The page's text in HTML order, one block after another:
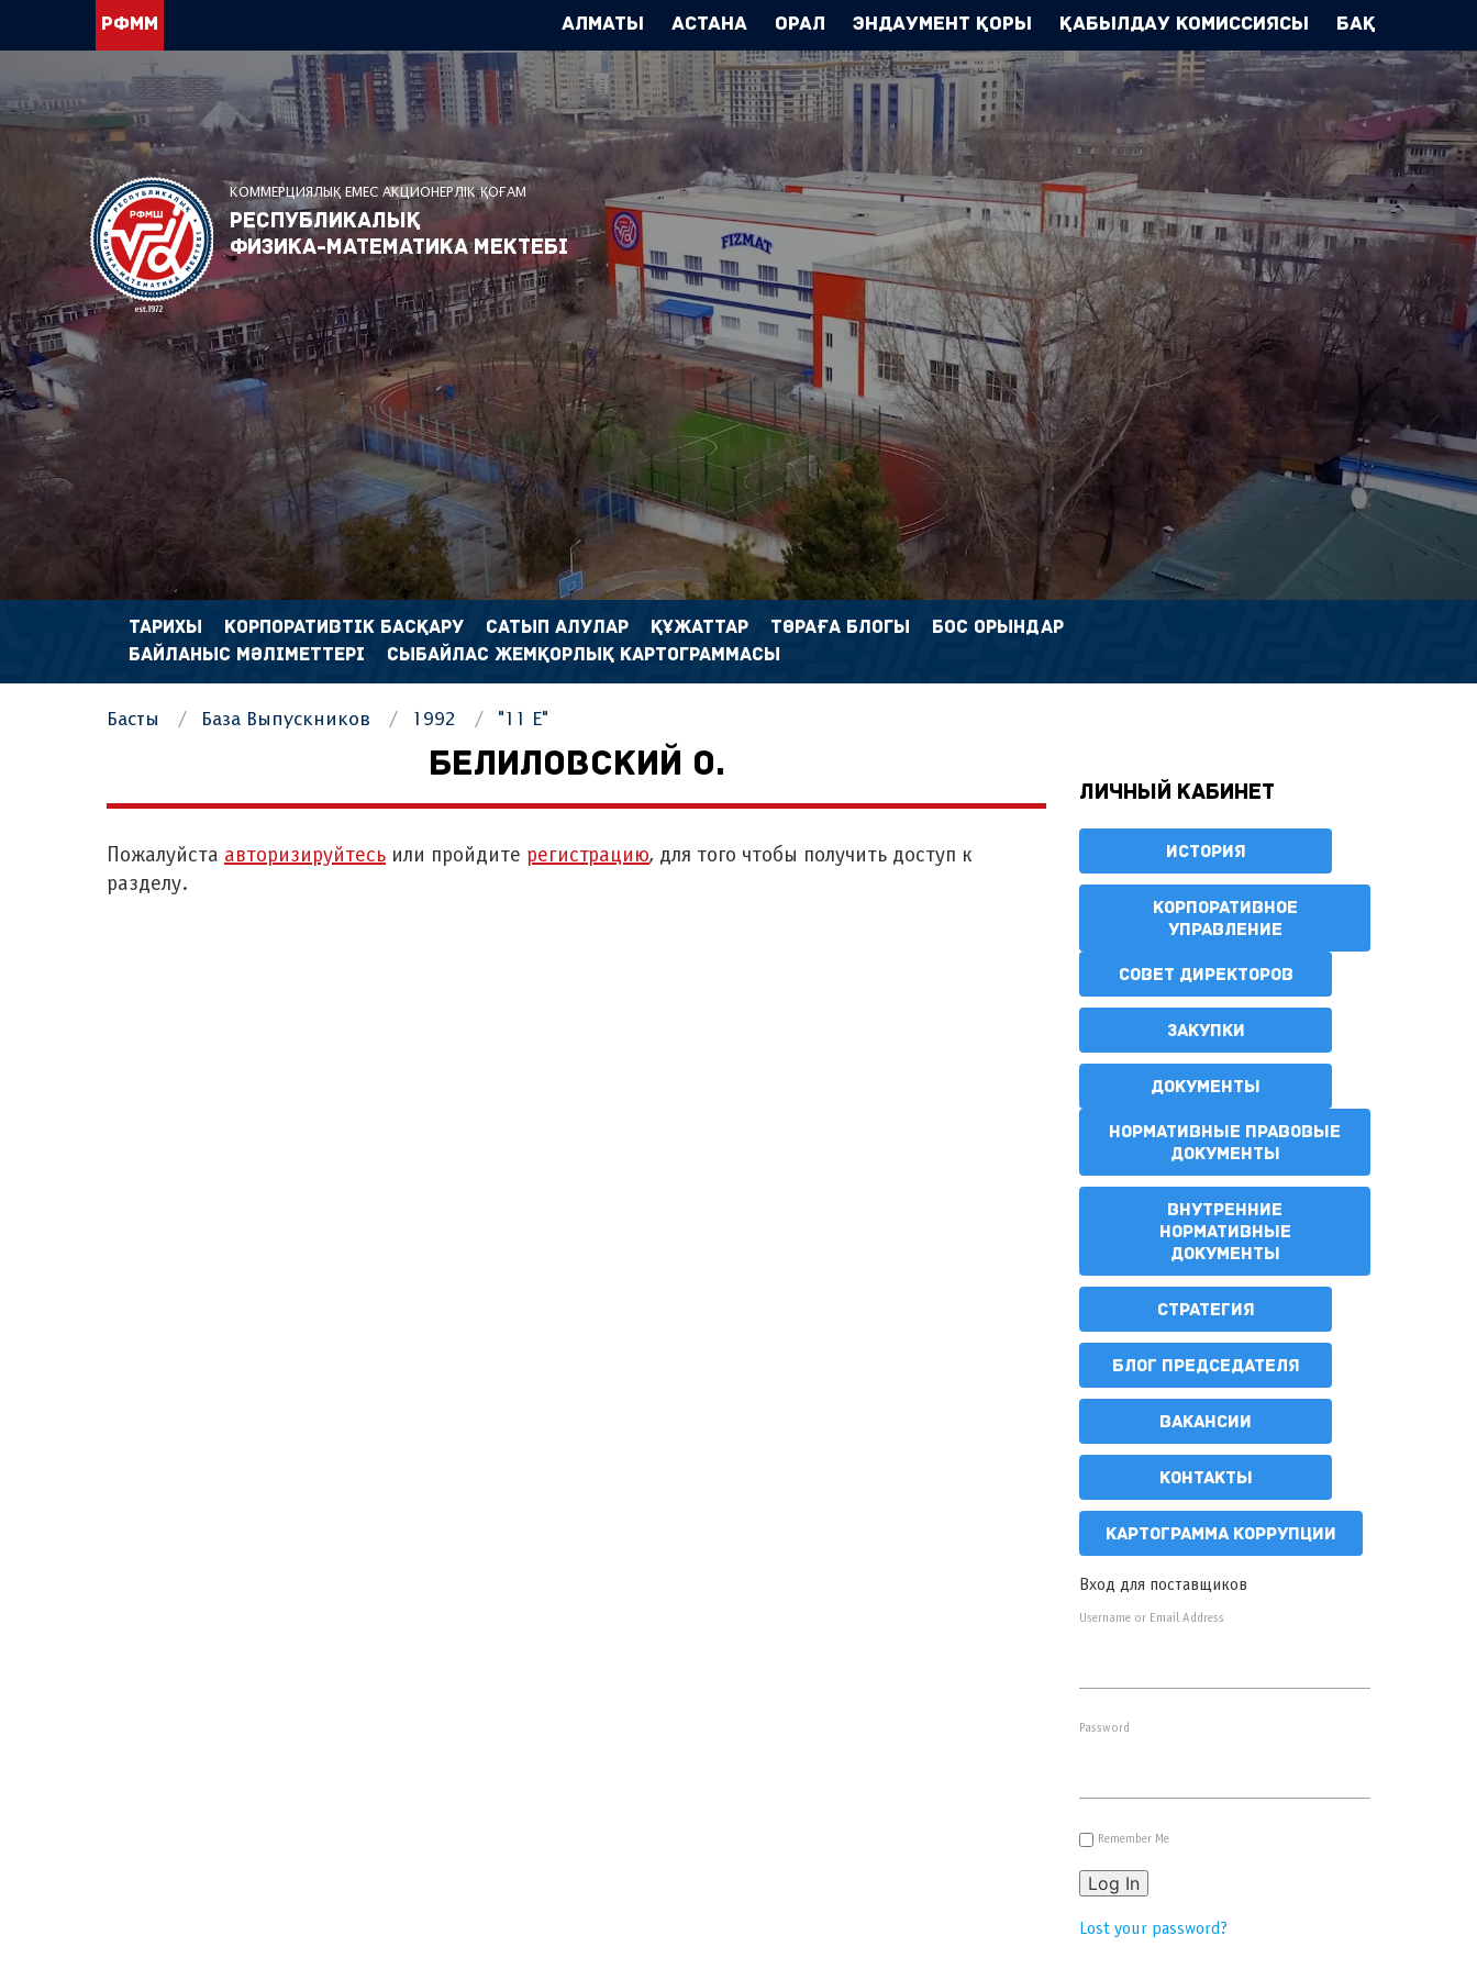
РФММ Алматы Астана Орал Эндаумент Қоры Қабылдау комиссиясы БАҚ
КОММЕРЦИЯЛЫҚ ЕМЕС АКЦИОНЕРЛІК ҚОҒАМ
Республикалық
физика-математика мектебі
ТАРИХЫ КОРПОРАТИВТІК БАСҚАРУ САТЫП АЛУЛАР ҚҰЖАТТАР ТӨРАҒА БЛОГЫ
БОС ОРЫНДАР
БАЙЛАНЫС МӘЛІМЕТТЕРІ
СЫБАЙЛАС ЖЕМҚОРЛЫҚ КАРТОГРАММАСЫ
Басты База Выпускников 1992 "11 Е"
БЕЛИЛОВСКИЙ О.
Пожалуйста авторизируйтесь или пройдите регистрацию, для того чтобы получить доступ к
разделу.
Личный кабинет
ИСТОРИЯ
КОРПОРАТИВНОЕ
УПРАВЛЕНИЕ
СОВЕТ ДИРЕКТОРОВ
ЗАКУПКИ
ДОКУМЕНТЫ
НОРМАТИВНЫЕ ПРАВОВЫЕ
ДОКУМЕНТЫ
ВНУТРЕННИЕ
НОРМАТИВНЫЕ
ДОКУМЕНТЫ
СТРАТЕГИЯ
БЛОГ ПРЕДСЕДАТЕЛЯ
ВАКАНСИИ
КОНТАКТЫ
КАРТОГРАММА КОРРУПЦИИ
Вход для поставщиков
Username or Email Address
Password
Remember Me
Log In
Lost your password?